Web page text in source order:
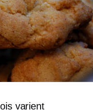
varient